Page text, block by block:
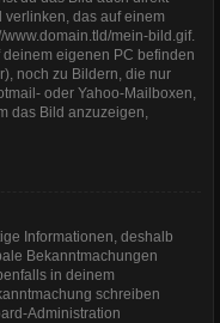
verlinken, das auf einem
mein-bild.gif.
eigenen PC befinden
noch zu Bildern, die nur
oder Yahoo-Mailboxen,
das Bild anzuzeigen,
Informationen, deshalb
Bekanntmachungen
in deinem
schreiben
Administration